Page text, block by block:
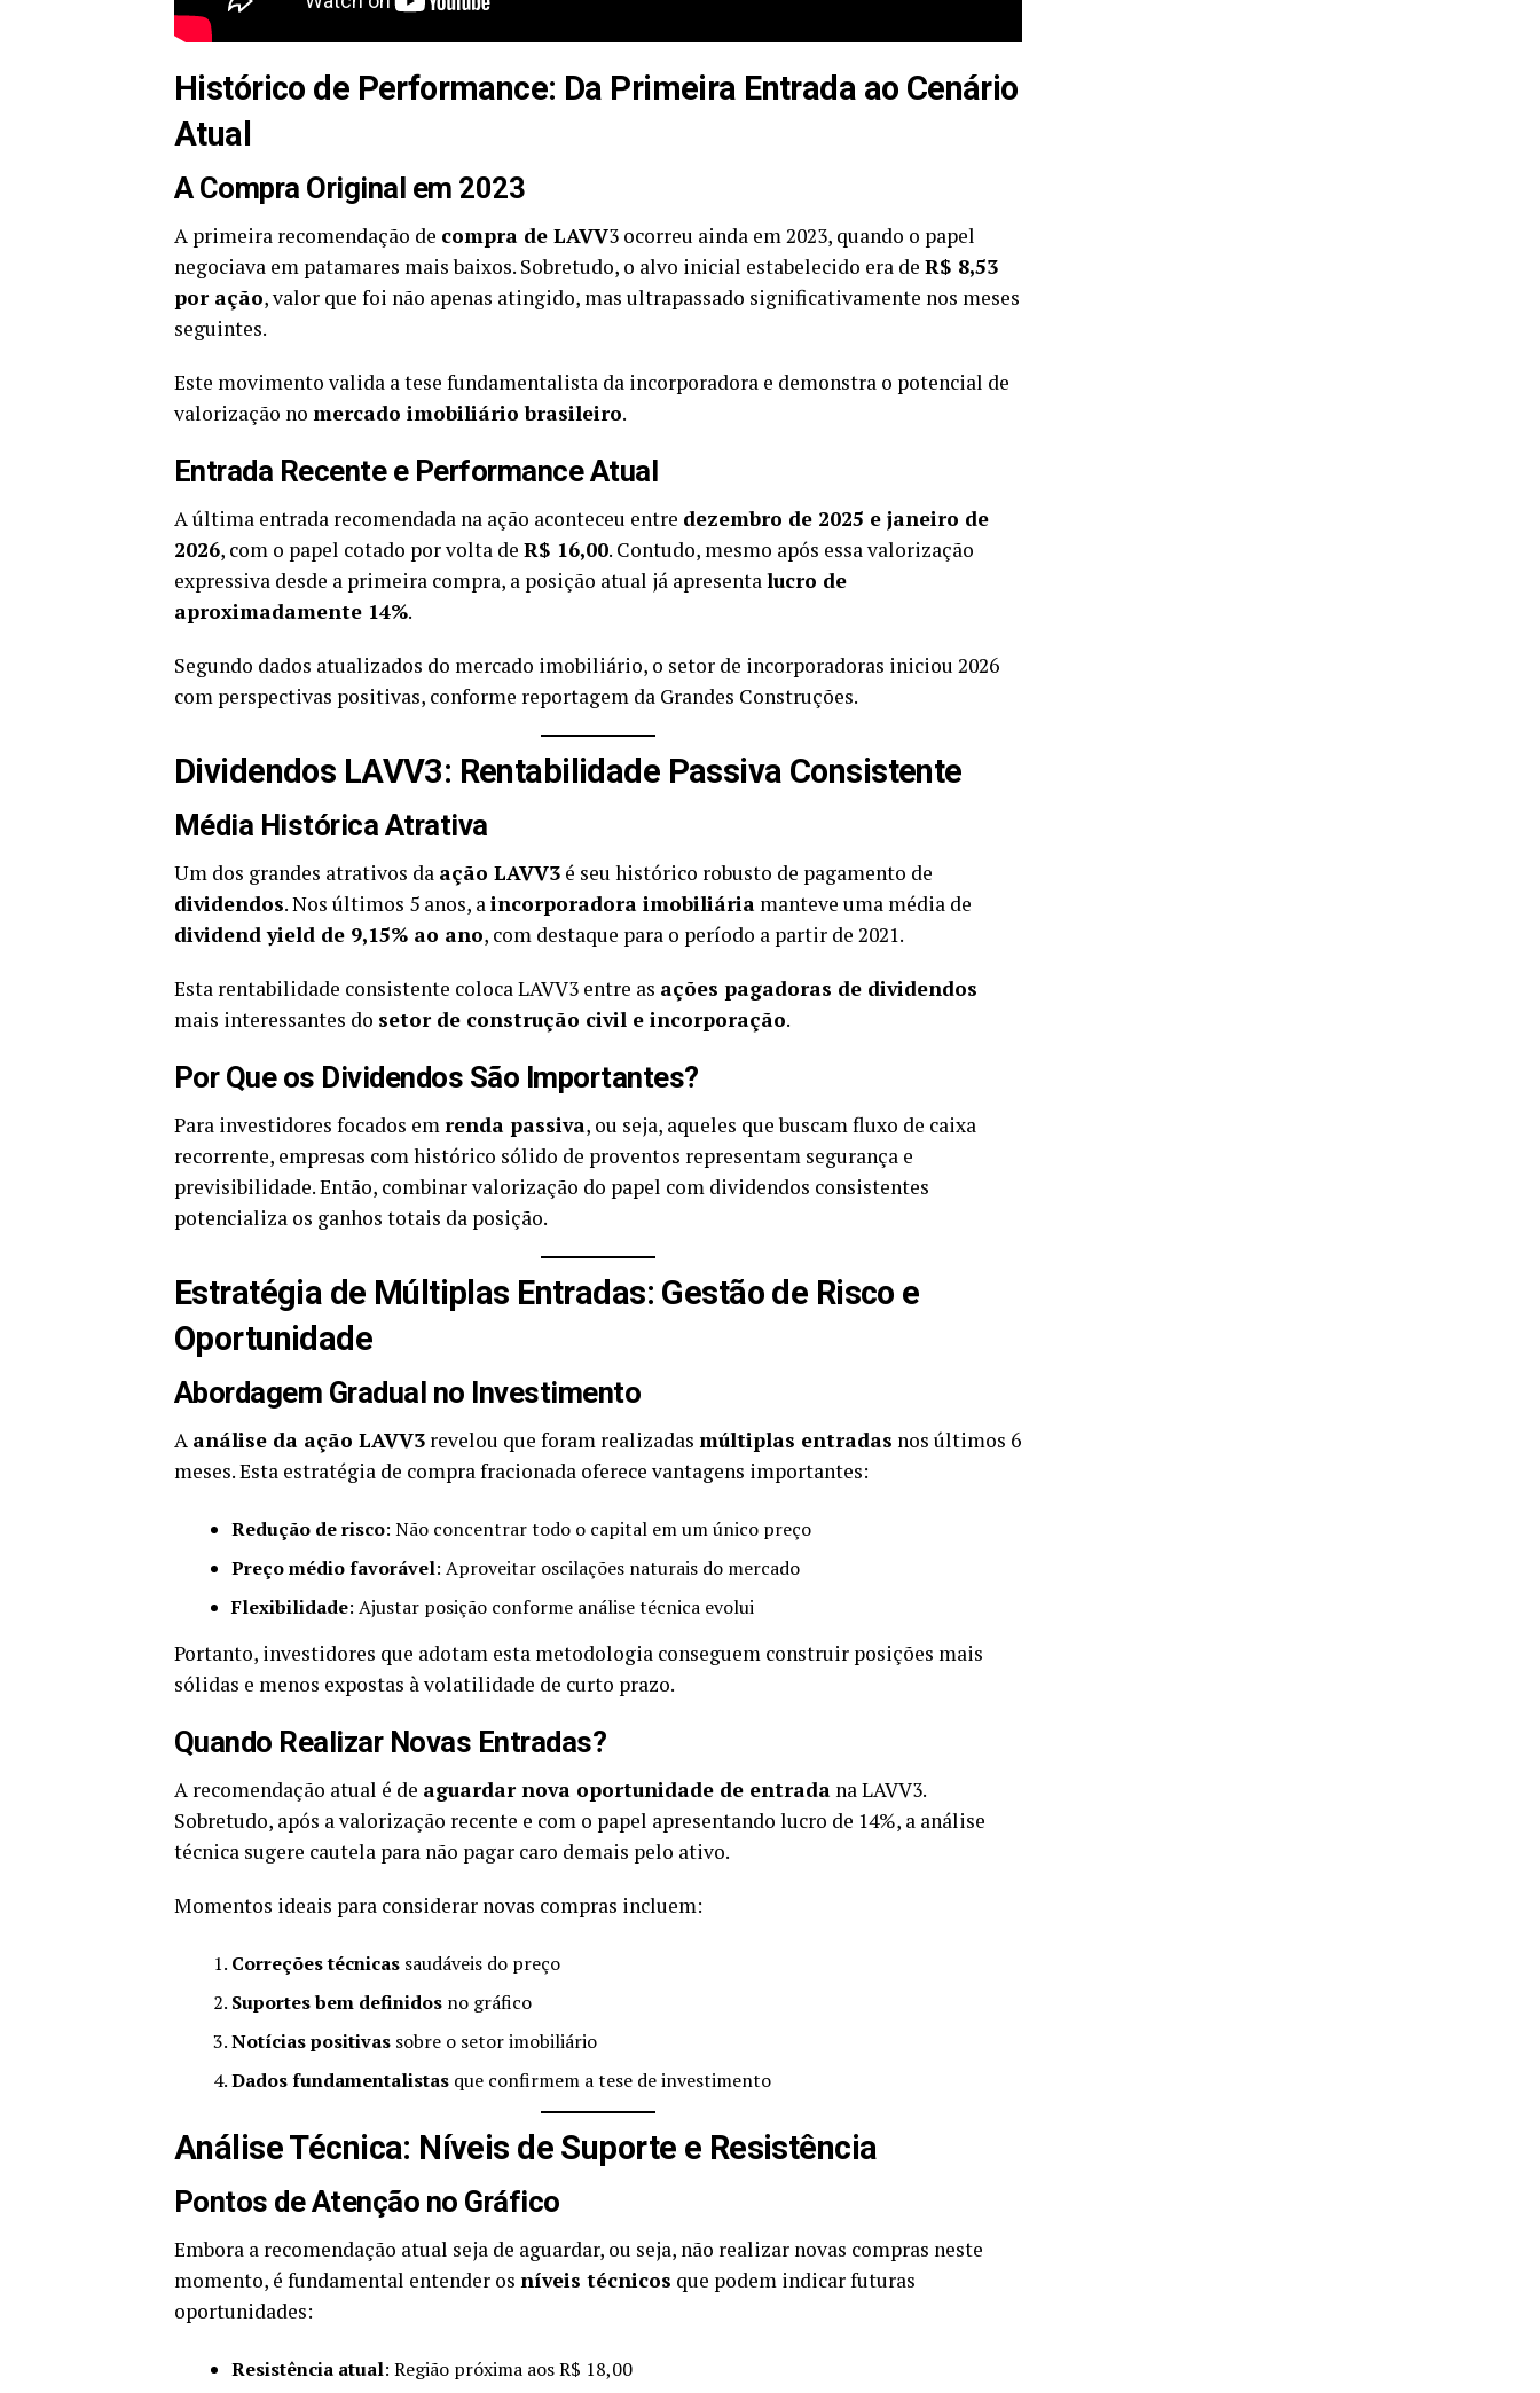
Histórico de Performance: Da Primeira Entrada ao Cenário
Atual
A Compra Original em 2023
A primeira recomendação de compra de LAVV3 ocorreu ainda em 2023, quando o papel
negociava em patamares mais baixos. Sobretudo, o alvo inicial estabelecido era de R$ 8,53
por ação, valor que foi não apenas atingido, mas ultrapassado significativamente nos meses
seguintes.
Este movimento valida a tese fundamentalista da incorporadora e demonstra o potencial de
valorização no mercado imobiliário brasileiro.
Entrada Recente e Performance Atual
A última entrada recomendada na ação aconteceu entre dezembro de 2025 e janeiro de
2026, com o papel cotado por volta de R$ 16,00. Contudo, mesmo após essa valorização
expressiva desde a primeira compra, a posição atual já apresentalucro de
aproximadamente 14%.
Segundo dados atualizados do mercado imobiliário, o setor de incorporadoras iniciou 2026
com perspectivas positivas, conforme reportagem da Grandes Construções.
Dividendos LAVV3: Rentabilidade Passiva Consistente
Média Histórica Atrativa
Um dos grandes atrativos da ação LAVV3 é seu histórico robusto de pagamento de
dividendos. Nos últimos 5 anos, aincorporadora imobiliária manteve uma média de
dividend yield de 9,15% ao ano, com destaque para o período a partir de 2021.
Esta rentabilidade consistente coloca LAVV3 entre as ações pagadoras de dividendos
mais interessantes do setor de construção civil e incorporação.
Por Que os Dividendos São Importantes?
Para investidores focados emrenda passiva, ou seja, aqueles que buscam fluxo de caixa
recorrente, empresas com histórico sólido de proventos representam segurança e
previsibilidade. Então, combinar valorização do papel com dividendos consistentes
potencializa os ganhos totais da posição.
Estratégia de Múltiplas Entradas: Gestão de Risco e
Oportunidade
Abordagem Gradual no Investimento
A análise da ação LAVV3 revelou que foram realizadas múltiplas entradas nos últimos 6
meses. Esta estratégia de compra fracionada oferece vantagens importantes:
Redução de risco: Não concentrar todo o capital em um único preço
Preço médio favorável: Aproveitar oscilações naturais do mercado
Flexibilidade: Ajustar posição conforme análise técnica evolui
Portanto, investidores que adotam esta metodologia conseguem construir posições mais
sólidas e menos expostas à volatilidade de curto prazo.
Quando Realizar Novas Entradas?
A recomendação atual é de aguardar nova oportunidade de entrada na LAVV3.
Sobretudo, após a valorização recente e com o papel apresentando lucro de 14%, a análise
técnica sugere cautela para não pagar caro demais pelo ativo.
Momentos ideais para considerar novas compras incluem:
Correções técnicas saudáveis do preço
Suportes bem definidos no gráfico
Notícias positivas sobre o setor imobiliário
Dados fundamentalistas que confirmem a tese de investimento
Análise Técnica: Níveis de Suporte e Resistência
Pontos de Atenção no Gráfico
Embora a recomendação atual seja de aguardar, ou seja, não realizar novas compras neste
momento, é fundamental entender os níveis técnicos que podem indicar futuras
oportunidades:
Resistência atual: Região próxima aos R$ 18,00